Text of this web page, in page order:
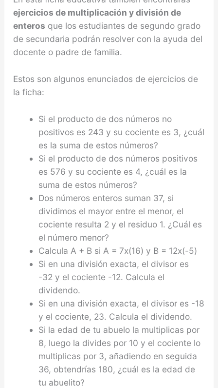
ejercicios de multiplicación y división de
enteros que los estudiantes de segundo grado
de secundaria podrán resolver con la ayuda del
docente o padre de familia.
Estos son algunos enunciados de ejercicios de
la ficha:
Si el producto de dos números no
positivos es 243 y su cociente es 3, ¿cuál
es la suma de estos números?
Si el producto de dos números positivos
es 576 y su cociente es 4, ¿cuál es la
suma de estos números?
Dos números enteros suman 37, si
dividimos el mayor entre el menor, el
cociente resulta 2 y el residuo 1. ¿Cuál es
el número menor?
Calcula A + B si A = 7x(16) y B = 12x(-5)
Si en una división exacta, el divisor es
-32 y el cociente -12. Calcula el
dividendo.
Si en una división exacta, el divisor es -18
y el cociente, 23. Calcula el dividendo.
Si la edad de tu abuelo la multiplicas por
8, luego la divides por 10 y el cociente lo
multiplicas por 3, añadiendo en seguida
36, obtendrías 180, ¿cuál es la edad de
tu abuelito?